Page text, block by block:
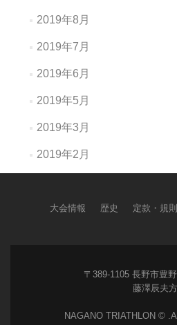
2019年8月
2019年7月
2019年6月
2019年5月
2019年3月
2019年2月
大会情報 歴史 定款・規則
〒389-1105 長野市豊
藤澤辰夫方
NAGANO TRIATHLON ©